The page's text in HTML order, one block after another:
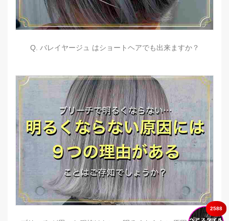
Q. バレイヤージュ はショートヘアでも出来ますか？
2588